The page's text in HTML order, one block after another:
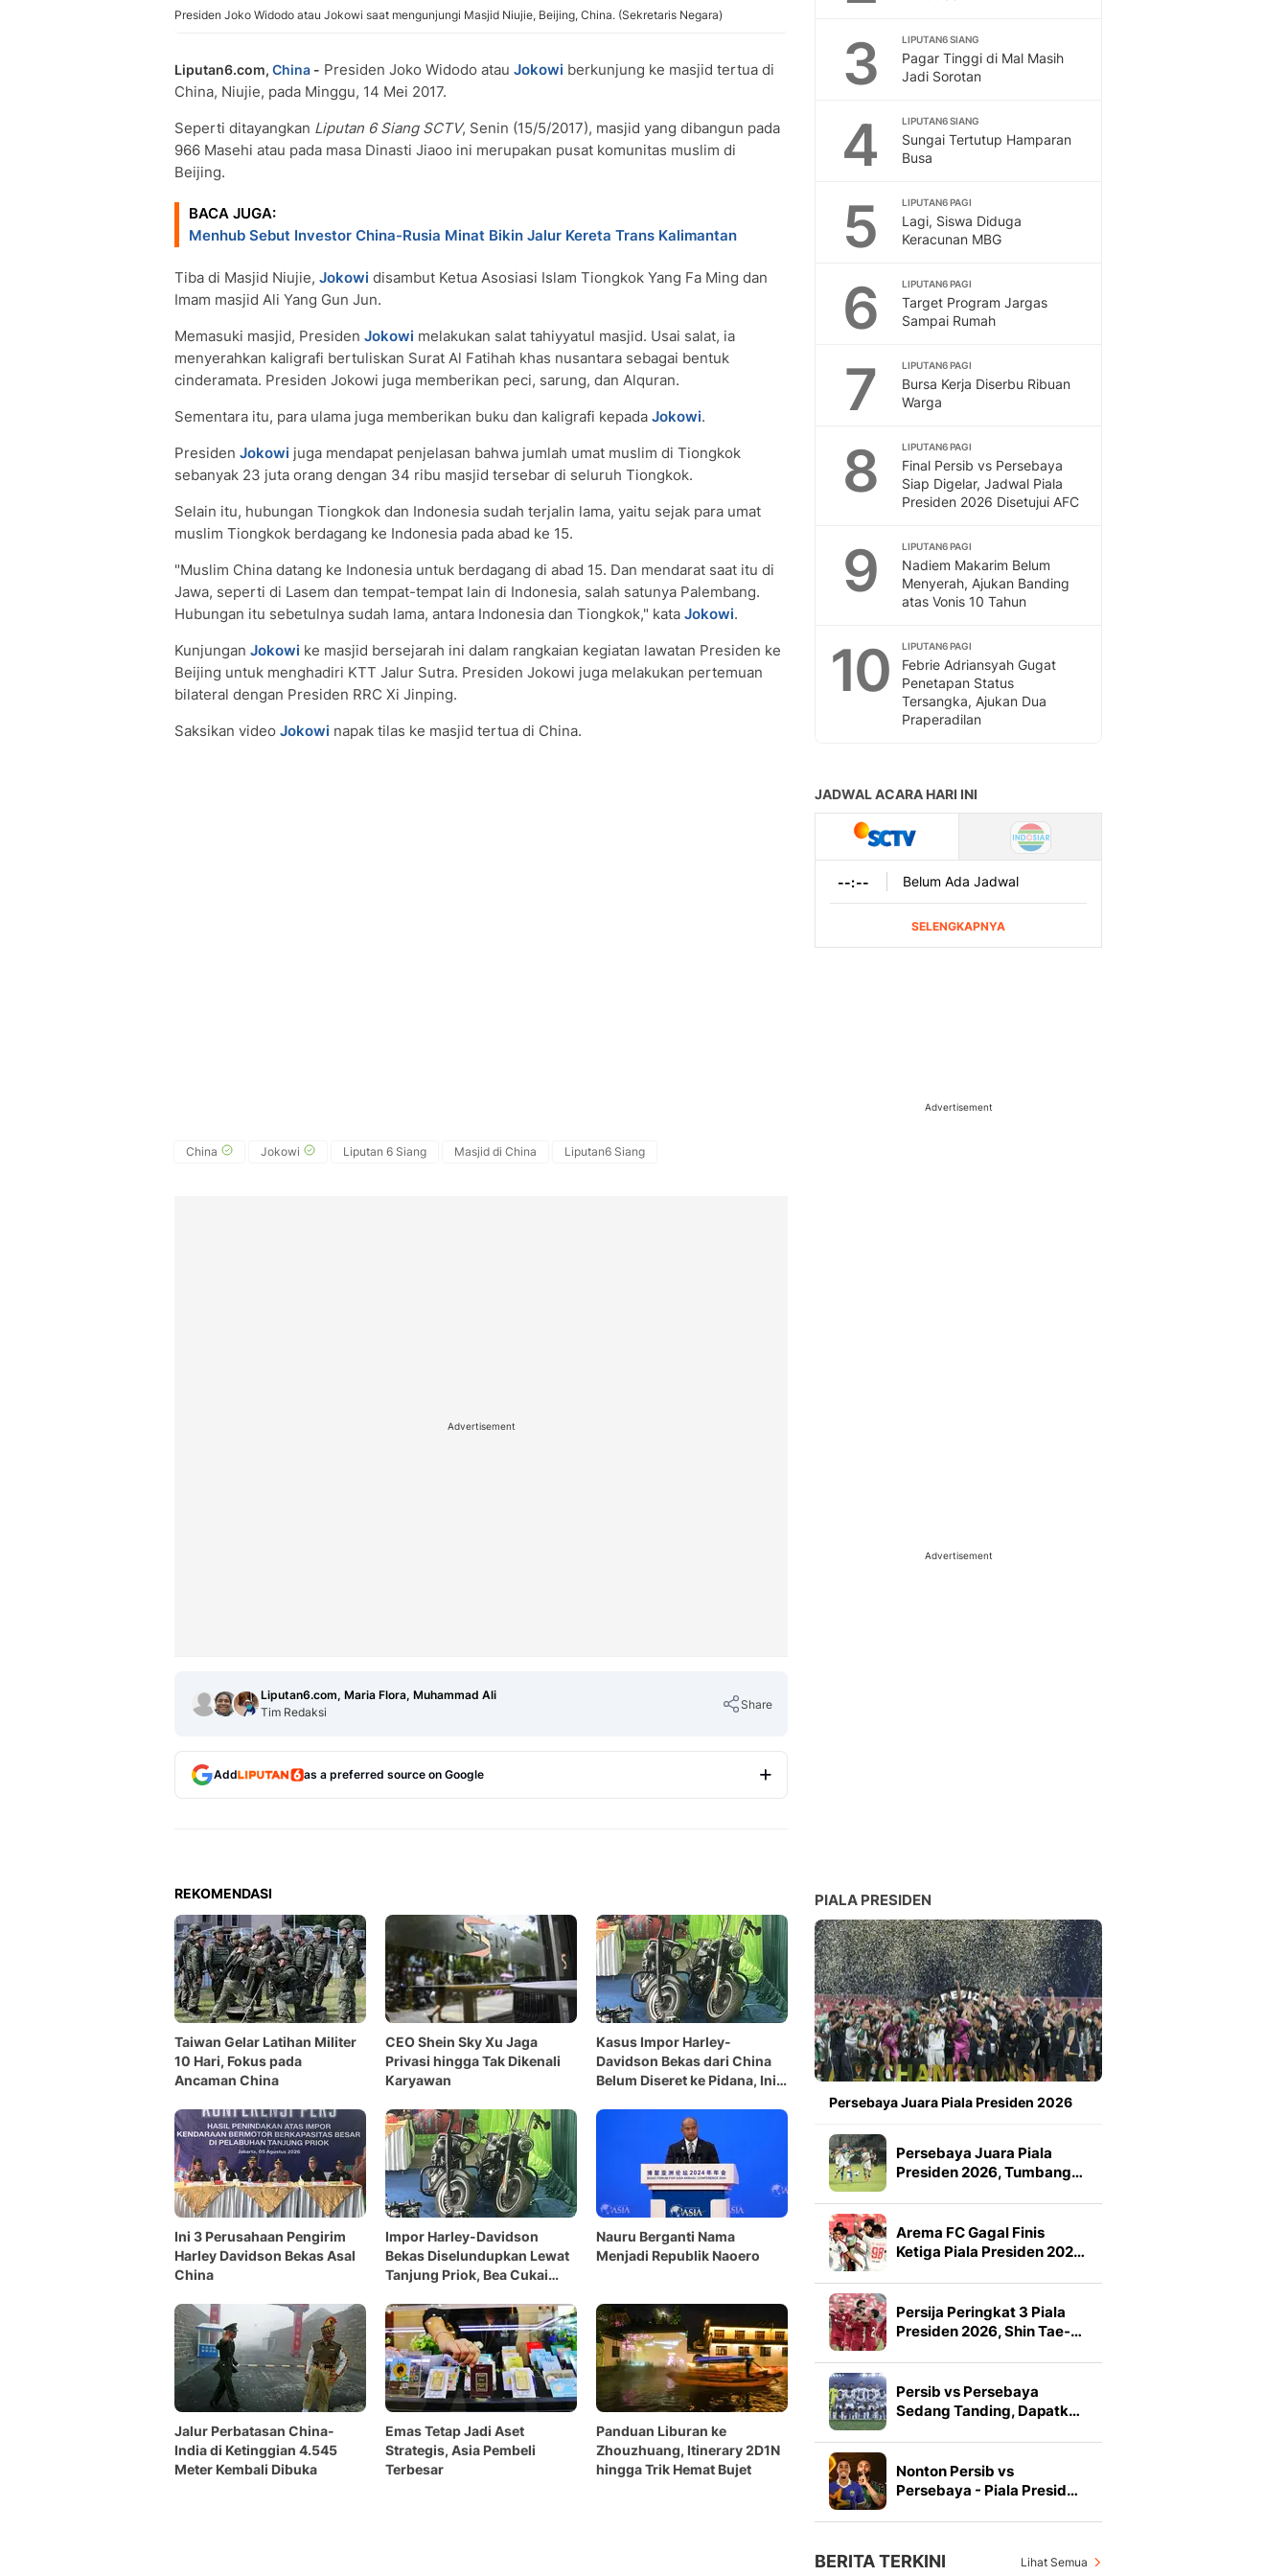
Presiden Joko Widodo atau Jokowi saat mengunjungi Masjid Niujie, Beijing, China. (Sekretaris Negara)
Liputan6.com, China - Presiden Joko Widodo atau Jokowi berkunjung ke masjid tertua di
China, Niujie, pada Minggu, 14 Mei 2017.
Seperti ditayangkan Liputan 6Siang SCTV, Senin (15/5/2017), masjid yang dibangun pada
966 Masehi atau pada masa Dinasti Jiaoo ini merupakan pusat komunitas muslim di
Beijing.
BACA JUGA:
Menhub Sebut Investor China-Rusia Minat Bikin Jalur Kereta Trans Kalimantan
Tiba di Masjid Niujie, Jokowi disambut Ketua Asosiasi Islam Tiongkok Yang Fa Ming dan
Imam masjid Ali Yang Gun Jun.
Memasuki masjid, Presiden Jokowi melakukan salat tahiyyatul masjid. Usai salat, ia
menyerahkan kaligrafi bertuliskan Surat Al Fatihah khas nusantara sebagai bentuk
cinderamata. Presiden Jokowi juga memberikan peci, sarung, dan Alquran.
Sementara itu, para ulama juga memberikan buku dan kaligrafi kepada Jokowi.
Presiden Jokowi juga mendapat penjelasan bahwa jumlah umat muslim di Tiongkok
sebanyak 23 juta orang dengan 34 ribu masjid tersebar di seluruh Tiongkok.
Selain itu, hubungan Tiongkok dan Indonesia sudah terjalin lama, yaitu sejak para umat
muslim Tiongkok berdagang ke Indonesia pada abad ke 15.
"Muslim China datang ke Indonesia untuk berdagang di abad 15. Dan mendarat saat itu di
Jawa, seperti di Lasem dan tempat-tempat lain di Indonesia, salah satunya Palembang.
Hubungan itu sebetulnya sudah lama, antara Indonesia dan Tiongkok," kata Jokowi.
Kunjungan Jokowi ke masjid bersejarah ini dalam rangkaian kegiatan lawatan Presiden ke
Beijing untuk menghadiri KTT Jalur Sutra. Presiden Jokowi juga melakukan pertemuan
bilateral dengan Presiden RRC Xi Jinping.
Saksikan video Jokowi napak tilas ke masjid tertua di China.
China Jokowi Liputan 6 Siang Masjid di China Liputan6 Siang
Advertisement
Liputan6.com, Maria Flora, Muhammad Ali
Tim Redaksi
Share
Add as a preferred source on Google
REKOMENDASI
Taiwan Gelar Latihan Militer
10 Hari, Fokus pada
Ancaman China
CEO Shein Sky Xu Jaga
Privasi hingga Tak Dikenali
Karyawan
Kasus Impor Harley-
Davidson Bekas dari China
Belum Diseret ke Pidana, Ini
Ini 3 Perusahaan Pengirim
Harley Davidson Bekas Asal
China
Impor Harley-Davidson
Bekas Diselundupkan Lewat
Tanjung Priok, Bea Cukai
Nauru Berganti Nama
Menjadi Republik Naoero
Jalur Perbatasan China-
India di Ketinggian 4.545
Meter Kembali Dibuka
Emas Tetap Jadi Aset
Strategis, Asia Pembeli
Terbesar
Panduan Liburan ke
Zhouzhuang, Itinerary 2D1N
hingga Trik Hemat Bujet
3 LIPUTAN6 SIANG
Pagar Tinggi di Mal Masih
Jadi Sorotan
4 LIPUTAN6 SIANG
Sungai Tertutup Hamparan
Busa
5 LIPUTAN6 PAGI
Lagi, Siswa Diduga
Keracunan MBG
6 LIPUTAN6 PAGI
Target Program Jargas
Sampai Rumah
7 LIPUTAN6 PAGI
Bursa Kerja Diserbu Ribuan
Warga
8 LIPUTAN6 PAGI
Final Persib vs Persebaya
Siap Digelar, Jadwal Piala
Presiden 2026 Disetujui AFC
9 LIPUTAN6 PAGI
Nadiem Makarim Belum
Menyerah, Ajukan Banding
atas Vonis 10 Tahun
10 LIPUTAN6 PAGI
Febrie Adriansyah Gugat
Penetapan Status
Tersangka, Ajukan Dua
Praperadilan
Advertisement
Advertisement
PIALA PRESIDEN
Persebaya Juara Piala Presiden 2026
Persebaya Juara Piala
Presiden 2026, Tumbang…
Arema FC Gagal Finis
Ketiga Piala Presiden 202…
Persija Peringkat 3 Piala
Presiden 2026, Shin Tae-…
Persib vs Persebaya
Sedang Tanding, Dapatk…
Nonton Persib vs
Persebaya - Piala Presid…
BERITA TERKINI Lihat Semua